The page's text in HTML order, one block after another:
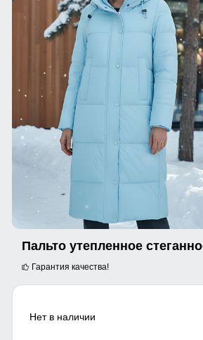
Гарантия качества!
Нет в наличии